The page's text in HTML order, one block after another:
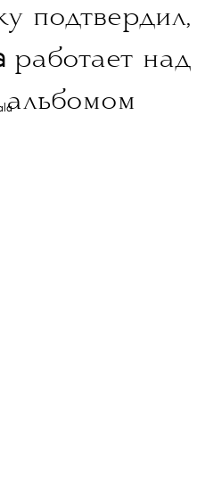
подтвердил,
работает над